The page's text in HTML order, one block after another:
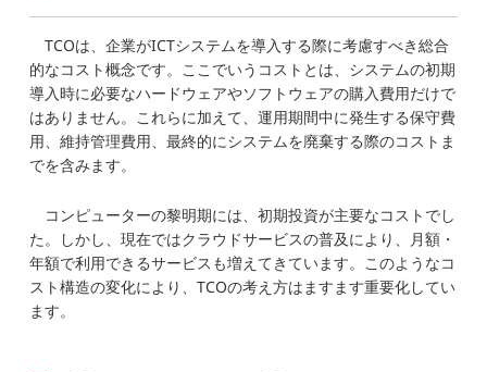
TCOは、企業がICTシステムを導入する際に考慮すべき総合
的なコスト概念です。ここでいうコストとは、システムの初期
導入時に必要なハードウェアやソフトウェアの購入費用だけで
はありません。これらに加えて、運用期間中に発生する保守費
用、維持管理費用、最終的にシステムを廃棄する際のコストま
でを含みます。
コンピューターの黎明期には、初期投資が主要なコストでし
た。しかし、現在ではクラウドサービスの普及により、月額・
年額で利用できるサービスも増えてきています。このようなコ
スト構造の変化により、TCOの考え方はますます重要化してい
ます。